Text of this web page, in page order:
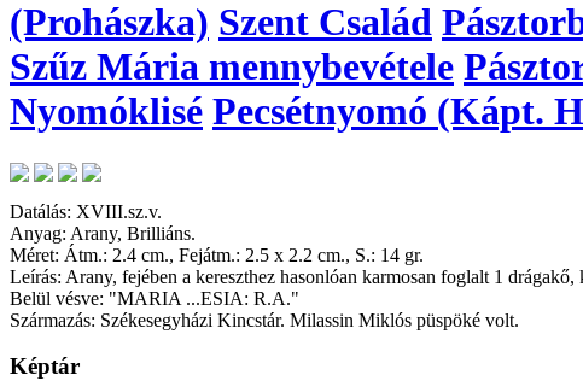
(Prohászka) Szent Család
Szűz Mária mennybevétele
Nyomóklisé Pecsétnyomó (Kápt.
Datálás: XVIII.sz.v.
Anyag: Arany, Brilliáns.
Méret: Átm.: 2.4 cm., Fejátm.: 2.5 x 2.2 cm., S.: 14 gr.
Leírás: Arany, fejében a kereszthez hasonlóan karmosan foglalt 1
Belül vésve: "MARIA ...ESIA: R.A."
Származás: Székesegyházi Kincstár. Milassin Miklós püspöké volt.
Képtár